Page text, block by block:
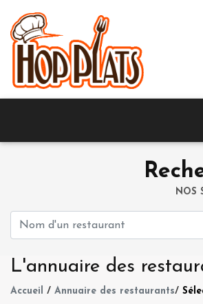
NOS
L'annuaire des
Accueil / Annuaire des restaurants/